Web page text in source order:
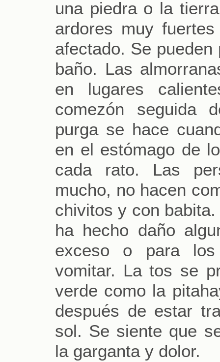
una piedra o la
ardores muy
afectado. Se
baño. Las
en lugares
comezón seguida
purga se hace
en el estómago de
cada rato. Las
mucho, no hacen
chivitos y con
ha hecho daño
exceso o para
vomitar. La tos se
verde como la
después de estar
sol. Se siente que
la garganta y dolor.